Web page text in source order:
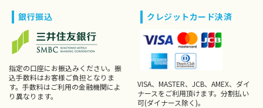
銀行振込
指定の口座にお振込みください。振
込手数料はお客様ご負担となりま
す。手数料はご利用の金融機関によ
り異なります。
クレジットカード決済
VISA、MASTER、JCB、AMEX、ダイ
ナースをご利用頂けます。分割払い
可(ダイナース除く)。